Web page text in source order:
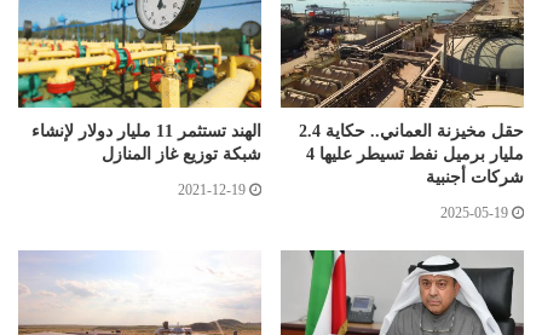
حقل مخيزنة العماني.. حكاية 2.4
مليار برميل نفط تسيطر عليها 4
شركات أجنبية
2025-05-19
الهند تستثمر 11 مليار دولار لإنشاء
شبكة توزيع غاز المنازل
2021-12-19